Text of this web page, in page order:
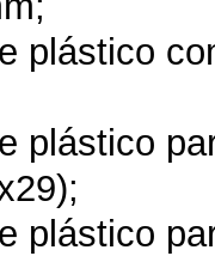
plástico
plástico
plástico